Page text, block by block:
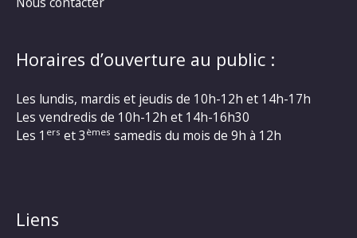
Horaires d’ouverture au public :
Les lundis, mardis et jeudis de 10h-12h et 14h-17h
Les vendredis de 10h-12h et 14h-16h30
Les 1 ers et 3 èmes samedis du mois de 9h à 12h
Liens